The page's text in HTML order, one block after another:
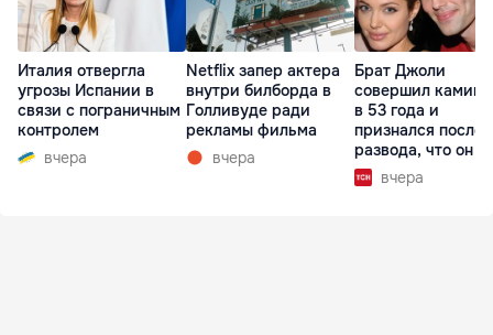
Италия отвергла
угрозы Испании в
связи с пограничным
контролем
вчера
Netflix запер актера
внутри билборда в
Голливуде ради
рекламы фильма
вчера
Брат Джоли
совершил
в 53 года и
признался после
развода, что он
вчера